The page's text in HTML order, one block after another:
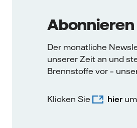
Abonnieren
Der monatliche
unserer Zeit an und
Brennstoffe vor –
Klicken Sie hier